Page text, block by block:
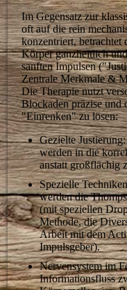
Im Gegensatz zur
oft auf die rein
konzentriert, betrachtet
Körper ganzheitlich
sanften Impulsen
Zentrale Merkmale &
Die Therapie nutzt
Blockaden präzise und
"Einrenken" zu lösen:
Gezielte
werden in die
anstatt großflächig
Spezielle
werden die
(mit speziellen
Methode, die
Arbeit mit dem
Impulsgeber).
Nervensystem im
Informationsfluss